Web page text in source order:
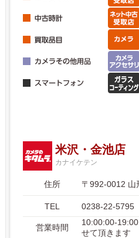
米沢・金池店
カナイケテン
住所 〒992-0012 山
TEL 0238-22-5795
営業時間
10:00:00-
せて頂きます